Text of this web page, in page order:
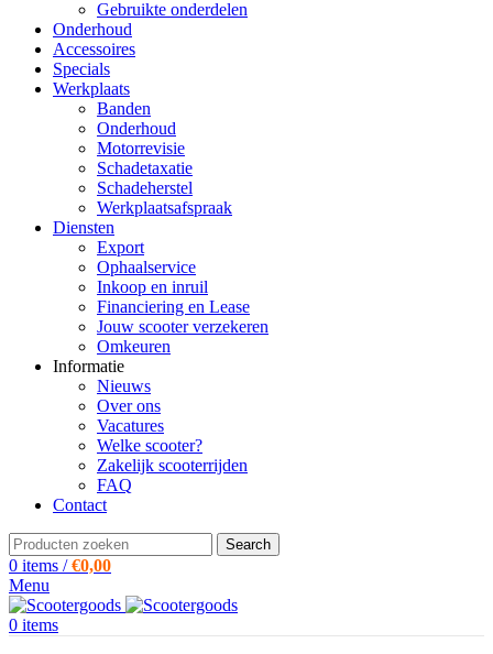
Gebruikte onderdelen
Onderhoud
Accessoires
Specials
Werkplaats
Banden
Onderhoud
Motorrevisie
Schadetaxatie
Schadeherstel
Werkplaatsafspraak
Diensten
Export
Ophaalservice
Inkoop en inruil
Financiering en Lease
Jouw scooter verzekeren
Omkeuren
Informatie
Nieuws
Over ons
Vacatures
Welke scooter?
Zakelijk scooterrijden
FAQ
Contact
Search
0 items / €0,00
Menu
0 items